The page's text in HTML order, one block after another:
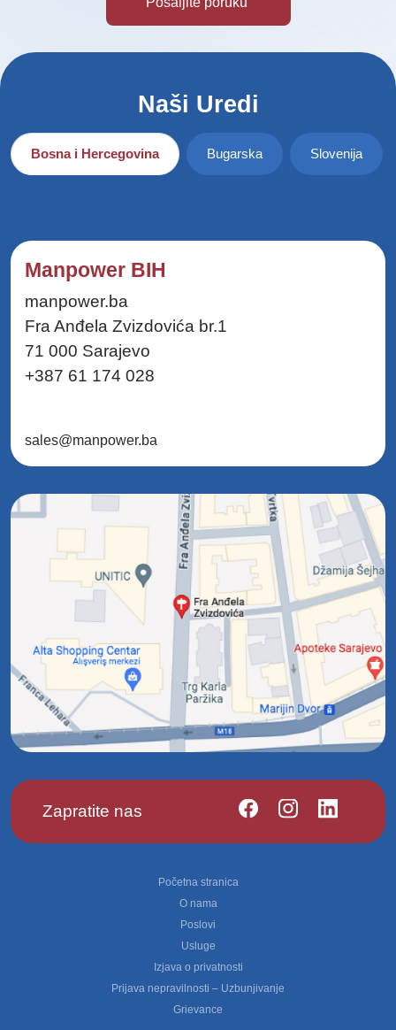
Naši Uredi
Bosna i Hercegovina Bugarska Slovenija
Manpower BIH
manpower.ba
Fra Anđela Zvizdovića br.1
71 000 Sarajevo
+387 61 174 028
sales@manpower.ba
Zapratite nas
Početna stranica
O nama
Poslovi
Usluge
Izjava o privatnosti
Prijava nepravilnosti – Uzbunjivanje
Grievance